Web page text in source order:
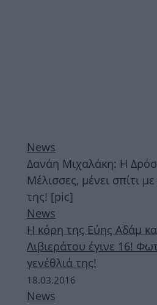
News
Δανάη Μιχαλάκη: Η
Μέλισσες, μένει σπίτι
της! [pic]
News
Η κόρη της Εύης Αδάμ
Λιβιεράτου έγινε 16!
γενέθλιά της!
18.03.2016
News